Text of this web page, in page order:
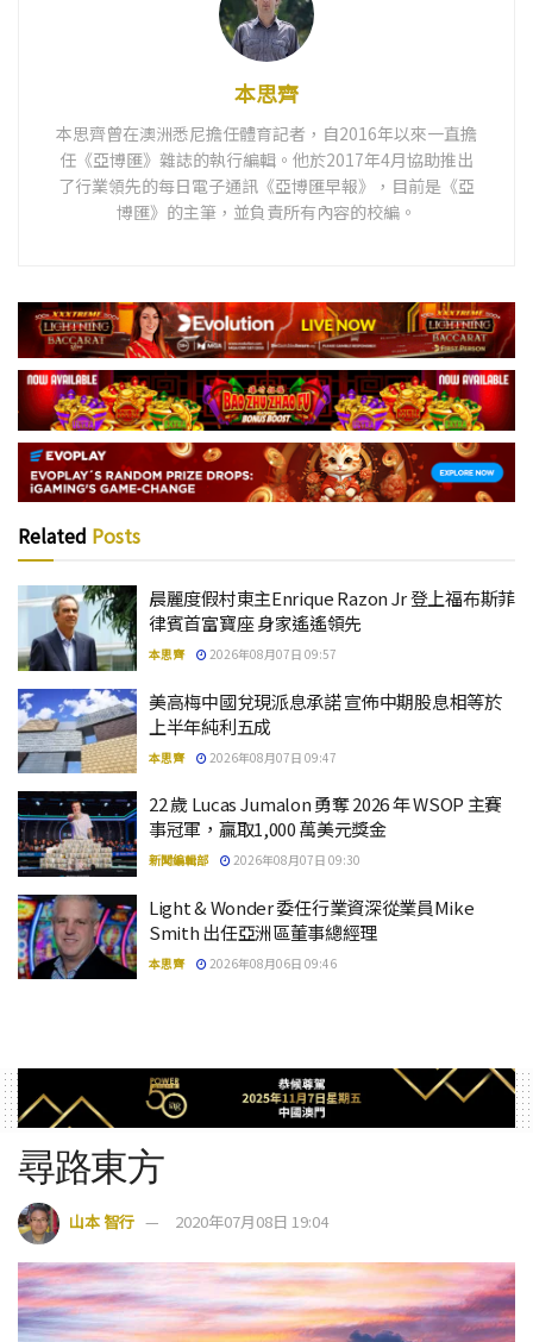
本思齊
本思齊曾在澳洲悉尼擔任體育記者，自2016年以來一直擔
任《亞博匯》雜誌的執行編輯。他於2017年4月協助推出
了行業領先的每日電子通訊《亞博匯早報》，目前是《亞
博匯》的主筆，並負責所有內容的校編。
Related Posts
晨麗度假村東主Enrique Razon Jr 登上福布斯菲
律賓首富寶座 身家遙遙領先
本思齊 2026年08月07日 09:57
美高梅中國兌現派息承諾 宣佈中期股息相等於
上半年純利五成
本思齊 2026年08月07日 09:47
22 歲 Lucas Jumalon 勇奪 2026 年 WSOP 主賽
事冠軍，贏取1,000 萬美元獎金
新聞編輯部 2026年08月07日 09:30
Light & Wonder 委任行業資深從業員Mike
Smith 出任亞洲區董事總經理
本思齊 2026年08月06日 09:46
尋路東方
山本 智行 2020年07月08日 19:04